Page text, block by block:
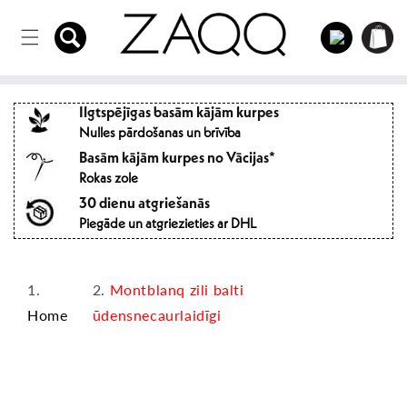
saturu
Iespraust
Iepirkumu
grozs
Ilgtspējīgas basām kājām kurpes
Nulles pārdošanas un brīvība
Basām kājām kurpes no Vācijas*
Rokas zole
30 dienu atgriešanās
Piegāde un atgriezieties ar DHL
Home
Montblanq zili balti
ūdensnecaurlaidīgi